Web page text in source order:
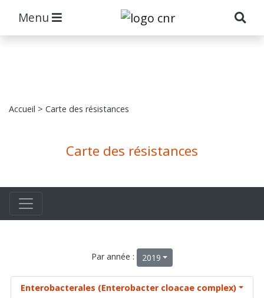
Menu
Accueil > Carte des résistances
Carte des résistances
Par année : 2019
Enterobacterales (Enterobacter cloacae complex)